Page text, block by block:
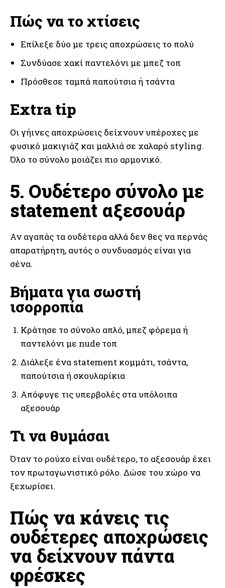
Πώς να το χτίσεις
Επίλεξε δύο με τρεις αποχρώσεις το πολύ
Συνδύασε χακί παντελόνι με μπεζ τοπ
Πρόσθεσε ταμπά παπούτσια ή τσάντα
Extra tip
Οι γήινες αποχρώσεις δείχνουν υπέροχες με
φυσικό μακιγιάζ και μαλλιά σε χαλαρό styling.
Όλο το σύνολο μοιάζει πιο αρμονικό.
5. Ουδέτερο σύνολο με
statement αξεσουάρ
Αν αγαπάς τα ουδέτερα αλλά δεν θες να περνάς
απαρατήρητη, αυτός ο συνδυασμός είναι για
σένα.
Βήματα για σωστή
ισορροπία
Κράτησε το σύνολο απλό, μπεζ φόρεμα ή
παντελόνι με nude τοπ
Διάλεξε ένα statement κομμάτι, τσάντα,
παπούτσια ή σκουλαρίκια
Απόφυγε τις υπερβολές στα υπόλοιπα
αξεσουάρ
Τι να θυμάσαι
Όταν το ρούχο είναι ουδέτερο, το αξεσουάρ έχει
τον πρωταγωνιστικό ρόλο. Δώσε του χώρο να
ξεχωρίσει.
Πώς να κάνεις τις
ουδέτερες αποχρώσεις
να δείχνουν πάντα
φρέσκες